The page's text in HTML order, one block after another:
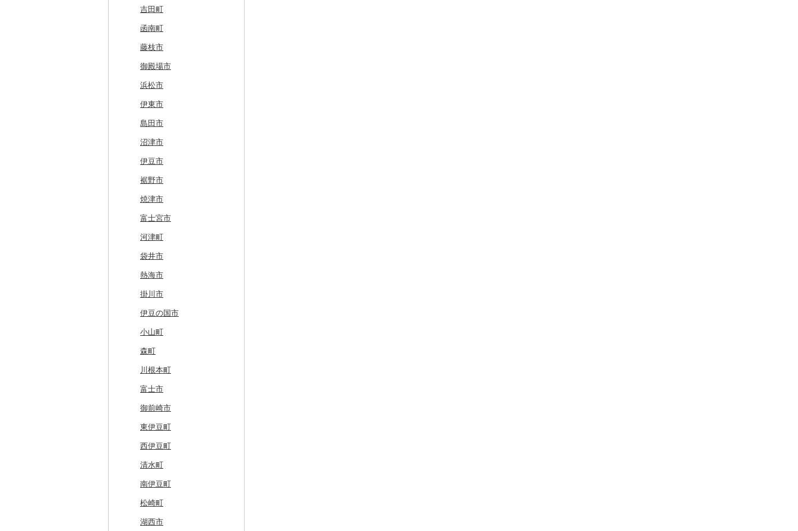
白糠町
釧路町
名寄市
美唄市
厚岸町
南富良野町
上富良野町
和寒町
紋別市
乙部町
根室市
三笠市
東川町
厚真町
奥尻町
網走市
浦河町
広尾町
中札内村
滝川市
比布町
鶴居村
釧路市
苫前町
当別町
占冠村
上士幌町
平取町
鶴田町
階上町
深浦町
青森市
田子町
新郷村
横浜町
野辺地町
佐井村
六戸町
五所川原市
平川市
蓬田村
中泊町
外ヶ浜町
つがる市
弘前市
鰺ヶ沢町
むつ市
田舎館村
青森県（県庁）
三沢市
西目屋村
滝沢市
住田町
葛巻町
花巻市
岩泉町
田野畑村
盛岡市
遠野市
奥州市
雫石町
岩手県（県庁）
一関市
久慈市
西和賀町
北上市
平泉町
洋野町
大船渡市
山田町
大槌町
名取市
川崎町
村田町
栗原市
富谷市
岩沼市
七ヶ宿町
大崎市
塩竈市
石巻市
多賀城市
宮城県（県庁）
亘理町
蔵王町
女川町
気仙沼市
美里町
松島町
大和町
大郷町
南三陸町
仙台市
大河原町
角田市
涌谷町
東松島市
藤里町
湯沢市
大館市
由利本荘市
にかほ市
羽後町
秋田県（県庁）
秋田市
男鹿市
美郷町
東成瀬村
五城目町
北秋田市
八峰町
鹿角市
大仙市
八郎潟町
小国町
南陽市
中山町
庄内町
大石田町
川西町
鶴岡市
山形県（県庁）
金山町
東根市
飯豊町
鮭川村
大蔵村
山辺町
戸沢村
舟形町
最上町
真室川町
寒河江市
西川町
高畠町
山形市
三川町
大江町
米沢市
古殿町
昭和村
下郷町
西郷村
二本松市
猪苗代町
川俣町
郡山市
西会津町
玉川村
いわき市
南会津町
田村市
磐梯町
三春町
本宮市
柳津町
鮫川村
福島市
新地町
葛尾村
三島町
桑折町
矢吹町
国見町
檜枝岐村
喜多方市
南相馬市
常陸太田市
つくばみらい市
下妻市
茨城町
神栖市
常総市
東海村
美浦村
大洗町
河内町
ひたちなか市
龍ケ崎市
守谷市
常陸大宮市
笠間市
行方市
結城市
城里町
水戸市
鉾田市
桜川市
石岡市
茨城県（県庁）
坂東市
小美玉市
日立市
大子町
鹿嶋市
日光市
小山市
宇都宮市
栃木県（県庁）
那珂川町
茂木町
那須烏山市
矢板市
さくら市
足利市
那須町
鹿沼市
下野市
益子町
芳賀町
野木町
沼田市
桐生市
吉岡町
太田市
高山村
みどり市
千代田町
みなかみ町
片品村
富岡市
館林市
伊勢崎市
東吾妻町
前橋市
藤岡市
邑楽町
板倉町
嬬恋村
草津町
高崎市
群馬県（県庁）
大泉町
長野原町
中之条町
上里町
川口市
飯能市
長瀞町
羽生市
小鹿野町
坂戸市
鳩山町
埼玉県（県庁）
神川町
東秩父村
横瀬町
三芳町
幸手市
日高市
蓮田市
川越市
宮代町
吉見町
東松山市
入間市
志木市
北本市
桶川市
加須市
三郷市
八潮市
越生町
横芝光町
多古町
白子町
栄町
香取市
習志野市
銚子市
君津市
旭市
南房総市
八街市
東金市
九十九里町
いすみ市
東庄町
館山市
大網白里市
一宮町
佐倉市
木更津市
茂原市
野田市
山武市
鴨川市
印西市
神崎町
船橋市
千葉市
小金井市
墨田区
東久留米市
利島村
瑞穂町
大島町
府中市
国分寺市
東村山市
中央区
あきる野市
中野区
荒川区
北区
多摩市
稲城市
世田谷区
日の出町
板橋区
渋谷区
千代田区
新宿区
江東区
青梅市
国立市
品川区
福生市
小平市
愛川町
山北町
真鶴町
清川村
開成町
藤沢市
神奈川県（県庁）
鎌倉市
大和市
伊勢原市
小田原市
湯河原町
秦野市
綾瀬市
横須賀市
三浦市
大磯町
箱根町
横浜市
茅ヶ崎市
川崎市
厚木市
海老名市
相模原市
座間市
二宮町
新発田市
加茂市
小千谷市
田上町
五泉市
三条市
見附市
糸魚川市
胎内市
上越市
阿賀野市
津南町
新潟県（県庁）
柏崎市
村上市
妙高市
聖籠町
刈羽村
湯沢町
新潟市
立山町
富山県（県庁）
小矢部市
滑川市
富山市
南砺市
野々市市
能登町
能美市
津幡町
宝達志水町
金沢市
内灘町
かほく市
小松市
志賀町
加賀市
勝山市
福井県（県庁）
越前市
坂井市
あわら市
福井市
大野市
敦賀市
おおい町
永平寺町
富士河口湖町
韮崎市
南アルプス市
市川三郷町
都留市
山梨県（県庁）
道志村
忍野村
笛吹市
中央市
北杜市
鳴沢村
西桂町
身延町
早川町
南部町
昭和町
甲府市
甲州市
丹波山村
南箕輪村
長野県（県庁）
上松町
高山村
南木曽町
朝日村
長野市
根羽村
池田町
須坂市
川上村
信濃町
南牧村
伊那市
立科町
東御市
中野市
豊丘村
売木村
小諸市
木曽町
箕輪町
駒ヶ根市
王滝村
千曲市
辰野町
茅野市
喬木村
関市
瑞穂市
飛騨市
岐南町
大野町
山県市
羽島市
本巣市
川辺町
大垣市
輪之内町
神戸町
瑞浪市
中津川市
高山市
郡上市
白川村
御嵩町
海津市
関ケ原町
七宗町
笠松町
東白川村
土岐市
岐阜県（県庁）
下呂市
多治見市
垂井町
吉田町
函南町
藤枝市
御殿場市
浜松市
伊東市
島田市
沼津市
伊豆市
裾野市
焼津市
富士宮市
河津町
袋井市
熱海市
掛川市
伊豆の国市
小山町
森町
川根本町
富士市
御前崎市
東伊豆町
西伊豆町
清水町
南伊豆町
松崎町
湖西市